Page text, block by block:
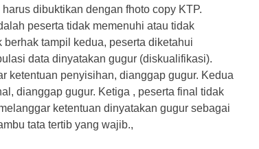
dibuktikan dengan fhoto copy KTP.
peserta tidak memenuhi atau tidak
tampil kedua, peserta diketahui
data dinyatakan gugur (diskualifikasi).
ketentuan penyisihan, dianggap gugur. Kedua
dianggap gugur. Ketiga , peserta final tidak
ketentuan dinyatakan gugur sebagai
tata tertib yang wajib.,